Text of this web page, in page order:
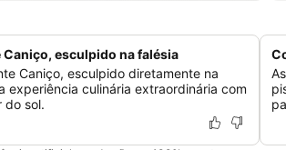
esculpido na falésia
Caniço, esculpido diretamente na
experiência culinária extraordinária com
do sol.